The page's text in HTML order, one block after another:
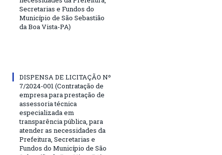
Secretarias e Fundos do
Município de São Sebastião
da Boa Vista-PA)
DISPENSA DE LICITAÇÃO Nº
7/2024-001 (Contratação de
empresa para prestação de
assessoria técnica
especializada em
transparência pública, para
atender as necessidades da
Prefeitura, Secretarias e
Fundos do Município de São